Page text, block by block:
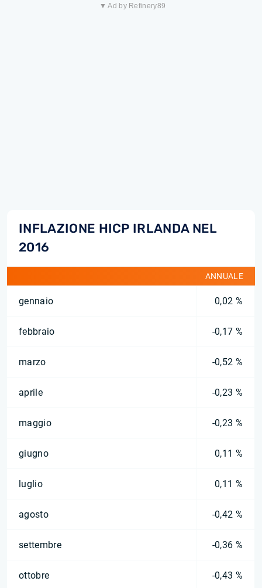
▼ Ad by Refinery89
INFLAZIONE HICP IRLANDA NEL
2016
ANNUALE
gennaio 0,02 %
febbraio -0,17 %
marzo -0,52 %
aprile -0,23 %
maggio -0,23 %
giugno 0,11 %
luglio 0,11 %
agosto -0,42 %
settembre -0,36 %
ottobre -0,43 %